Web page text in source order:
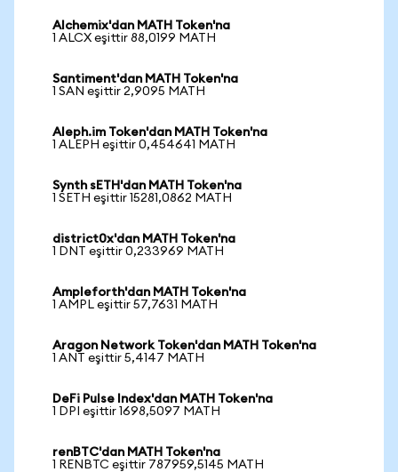
Alchemix'dan MATH Token'na
1 ALCX eşittir 88,0199 MATH
Santiment'dan MATH Token'na
1 SAN eşittir 2,9095 MATH
Aleph.im Token'dan MATH Token'na
1 ALEPH eşittir 0,454641 MATH
Synth sETH'dan MATH Token'na
1 SETH eşittir 15281,0862 MATH
district0x'dan MATH Token'na
1 DNT eşittir 0,233969 MATH
Ampleforth'dan MATH Token'na
1 AMPL eşittir 57,7631 MATH
Aragon Network Token'dan MATH Token'na
1 ANT eşittir 5,4147 MATH
DeFi Pulse Index'dan MATH Token'na
1 DPI eşittir 1698,5097 MATH
renBTC'dan MATH Token'na
1 RENBTC eşittir 787959,5145 MATH